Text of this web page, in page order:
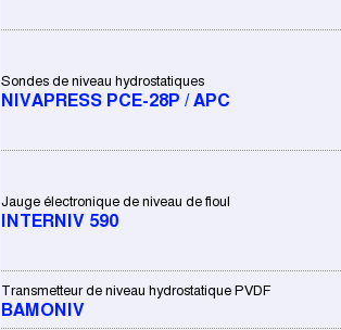
Sondes de niveau hydrostatiques
NIVAPRESS PCE-28P / APC
Jauge électronique de niveau de fioul
INTERNIV 590
Transmetteur de niveau hydrostatique PVDF
BAMONIV